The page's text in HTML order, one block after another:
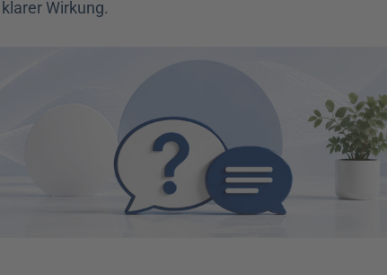
Wirkung.